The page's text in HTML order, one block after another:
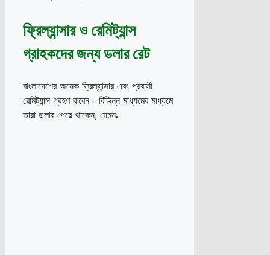
ফ্রিল্যান্সার ও রেমিট্যান্স
গ্রাহকদের জন্য ডলার রেট
বাংলাদেশের অনেক ফ্রিল্যান্সার এবং প্রবাসী
রেমিট্যান্স গ্রহণ করেন। বিভিন্ন মাধ্যমের মাধ্যমে
তারা ডলার পেয়ে থাকেন, যেমনঃ